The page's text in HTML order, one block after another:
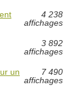
4 238
affichages
3 892
affichages
un
7 490
affichages